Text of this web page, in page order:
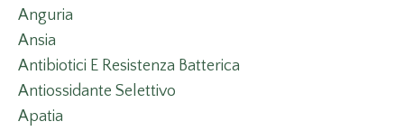
Anguria
Ansia
Antibiotici E Resistenza Batterica
Antiossidante Selettivo
Apatia